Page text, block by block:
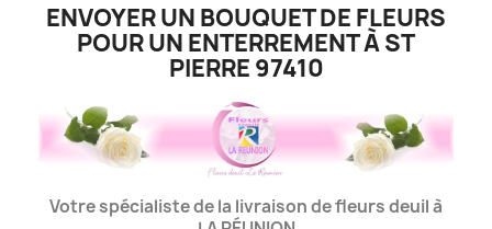
ENVOYER UN BOUQUET DE FLEURS
POUR UN ENTERREMENT À ST
PIERRE 97410
Votre spécialiste de la livraison de fleurs deuil à